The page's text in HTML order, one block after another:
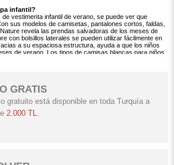
infantil?
vestimenta infantil de verano, se puede ver que
sus modelos de camisetas, pantalones cortos, faldas,
revela las prendas salvadoras de los meses de
con bolsillos laterales se pueden utilizar fácilmente en
a su espaciosa estructura, ayuda a que los niños
de verano. Los tipos de camisas blancas para niños
y elegante en el sofocante clima de verano.
todo el día. Algunos modelos de vestidos añaden un look
turquesas provenientes de la naturaleza en el escote y
garantizan que las niñas también disfruten de los
GRATIS
gratuito está disponible en toda Turquía a
2.000 TL.